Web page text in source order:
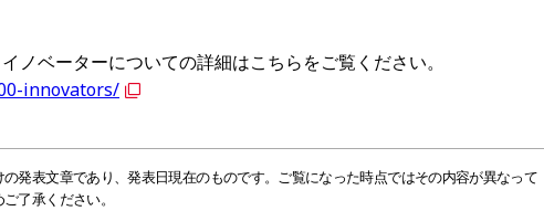
ノベーターについての詳細はこちらをご覧ください。
innovators/
発表文章であり、発表日現在のものです。ご覧になった時点ではその内容が異なって
了承ください。